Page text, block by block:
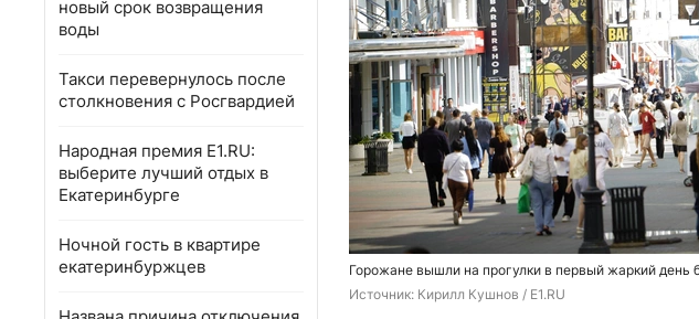
новый срок возвращения
воды
Такси перевернулось после
столкновения с Росгвардией
Народная премия E1.RU:
выберите лучший отдых в
Екатеринбурге
Ночной гость в квартире
екатеринбуржцев
Горожане вышли на прогулки в первый жаркий день
Источник: Кирилл Кушнов / E1.RU